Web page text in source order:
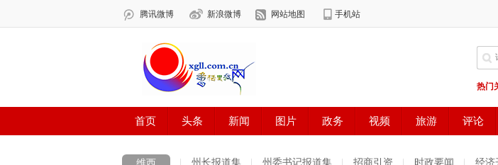
州长报道集 州委书记报道集 招商引资 时政要闻 经济